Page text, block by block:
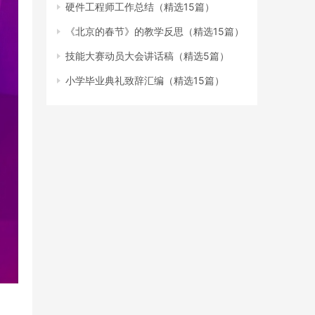
硬件工程师工作总结（精选15篇）
《北京的春节》的教学反思（精选15篇）
技能大赛动员大会讲话稿（精选5篇）
小学毕业典礼致辞汇编（精选15篇）